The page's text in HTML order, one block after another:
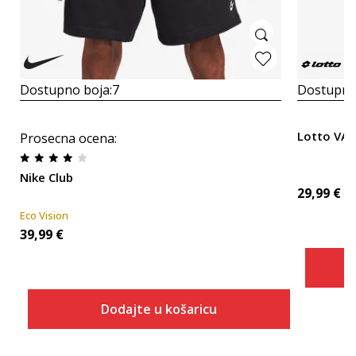
Dostupno boja:7
Prosecna ocena:
Nike Club
Eco Vision
39,99 €
Dodajte u košaricu
Lotto
29,99 €